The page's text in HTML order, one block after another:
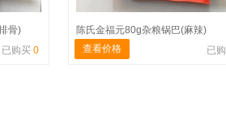
骨)
已购买 0
陈氏金福元80g杂粮锅巴(麻辣)
查看价格
已